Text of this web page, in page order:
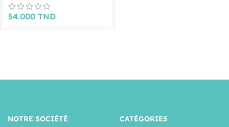
54.000 TND
NOTRE SOCIÉTÉ
CATÉGORIES